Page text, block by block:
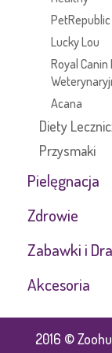
PetRepublic
Lucky Lou
Royal Canin
Acana
Diety
Przysmaki
Pielęgnacja
Zdrowie
Zabawki i
Akcesoria
2016 ©